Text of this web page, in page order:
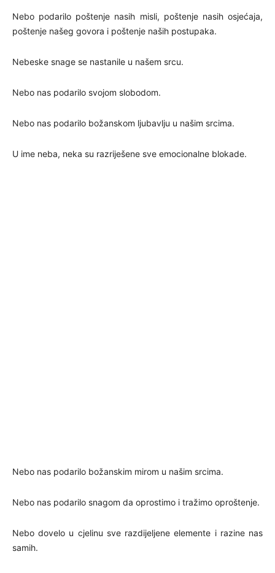
Nebo podarilo poštenje nasih misli, poštenje nasih osjećaja,
poštenje našeg govora i poštenje naših postupaka.
Nebeske snage se nastanile u našem srcu.
Nebo nas podarilo svojom slobodom.
Nebo nas podarilo božanskom ljubavlju u našim srcima.
U ime neba, neka su razriješene sve emocionalne blokade.
Nebo nas podarilo božanskim mirom u našim srcima.
Nebo nas podarilo snagom da oprostimo i tražimo oproštenje.
Nebo dovelo u cjelinu sve razdijeljene elemente i razine nas
samih.